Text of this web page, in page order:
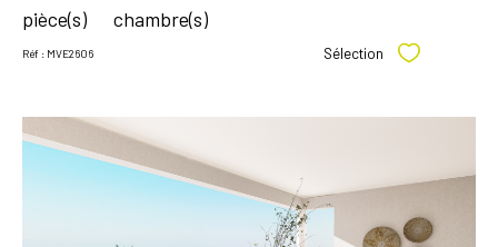
pièce(s) chambre(s)
Réf : MVE2606 Sélection Sélectionner
voir le